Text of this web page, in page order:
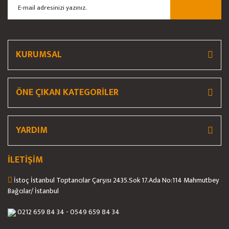
Ürün bilgilerinde hatalar bulunuyor.
Ürün fiyatı diğer sitelerden daha pahalı.
KURUMSAL
ÖNE ÇIKAN KATEGORİLER
YARDIM
İLETİŞİM
İstoç İstanbul Toptancılar Çarşısı 2435.Sok 17.Ada No:114 Mahmutbey
Bağcılar/ İstanbul
0212 659 84 34 - 0549 659 84 34